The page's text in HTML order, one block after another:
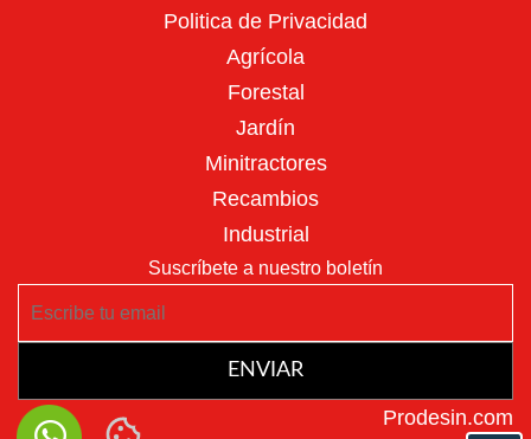
Cortacésped para tractor
Politica de Privacidad
Agrícola
Forestal
Jardín
Minitractores
Recambios
Industrial
Suscríbete a nuestro boletín
ENVIAR
Prodesin.com